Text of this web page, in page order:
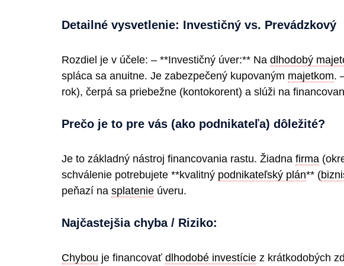
Detailné vysvetlenie: Investičný vs. Prevádzkový
Rozdiel je v účele: – **Investičný úver:** Na dlhodobý
spláca sa anuitne. Je zabezpečený kupovaným majetkom.
rok), čerpá sa priebežne (kontokorent) a slúži na
Prečo je to pre vás (ako podnikateľa) dôležité?
Je to základný nástroj financovania rastu. Žiadna firma
schválenie potrebujete **kvalitný podnikateľský plán** (
peňazí na splatenie úveru.
Najčastejšia chyba / Riziko:
Chybou je financovať dlhodobé investície z krátkodobých